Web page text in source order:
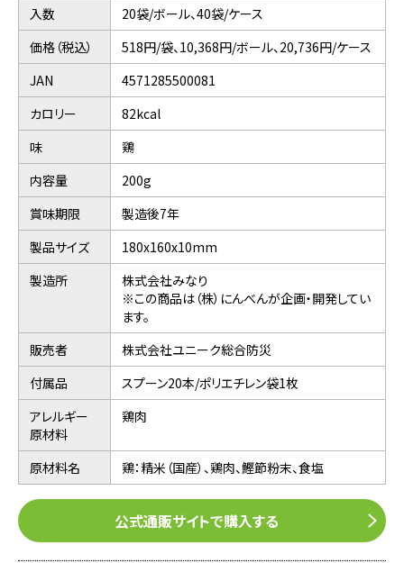
入数
20袋/ボール、40袋/ケース
価格（税込）
518円/袋、10,368円/ボール、20,736円/ケース
JAN
4571285500081
カロリー
82kcal
味
鶏
内容量
200g
賞味期限
製造後7年
製品サイズ
180x160x10mm
製造所
株式会社みなり
※この商品は（株）にんべんが企画・開発してい
ます。
販売者
株式会社ユニーク総合防災
付属品
スプーン20本/ポリエチレン袋1枚
アレルギー
原材料
鶏肉
原材料名 鶏：精米（国産）、鶏肉、鰹節粉末、食塩
公式通販サイトで購入する